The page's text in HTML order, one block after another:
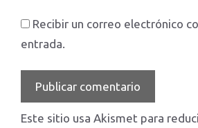
Recibir un correo electrónico
entrada.
Este sitio usa Akismet para